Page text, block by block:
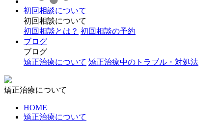
初回相談について
初回相談について
初回相談とは？ 初回相談の予約
ブログ
ブログ
矯正治療について 矯正治療中のトラブル・対処法
矯正治療について
HOME
矯正治療について